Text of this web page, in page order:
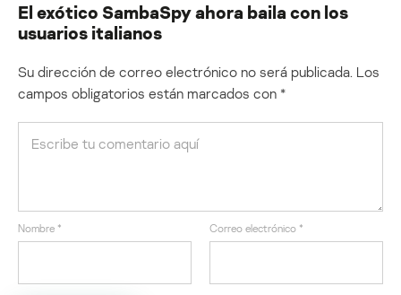
El exótico SambaSpy ahora baila con los
usuarios italianos
Su dirección de correo electrónico no será publicada. Los
campos obligatorios están marcados con *
Nombre * Correo electrónico *